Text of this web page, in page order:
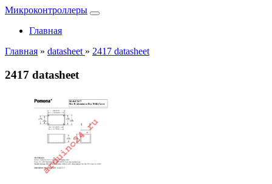
Микроконтроллеры
Главная
Главная » datasheet » 2417 datasheet
2417 datasheet